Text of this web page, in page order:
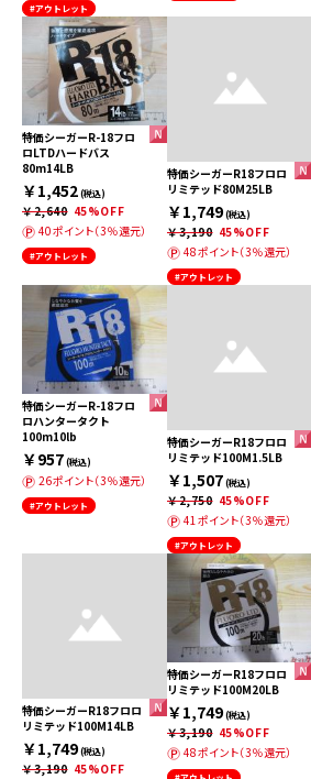
#アウトレット
特価シーガーR-18フロ
ロLTDハードバス
80m14LB
￥1,452(税込)
￥2,640 45%OFF
40ポイント（3％還元）
#アウトレット
特価シーガーR18フロロ
リミテッド80M25LB
￥1,749(税込)
￥3,190 45%OFF
48ポイント（3％還元）
#アウトレット
特価シーガーR-18フロ
ロハンタータクト
100m10lb
￥957(税込)
26ポイント（3％還元）
#アウトレット
特価シーガーR18フロロ
リミテッド100M1.5LB
￥1,507(税込)
￥2,750 45%OFF
41ポイント（3％還元）
#アウトレット
特価シーガーR18フロロ
リミテッド100M14LB
￥1,749(税込)
￥3,190 45%OFF
特価シーガーR18フロロ
リミテッド100M20LB
￥1,749(税込)
￥3,190 45%OFF
48ポイント（3％還元）